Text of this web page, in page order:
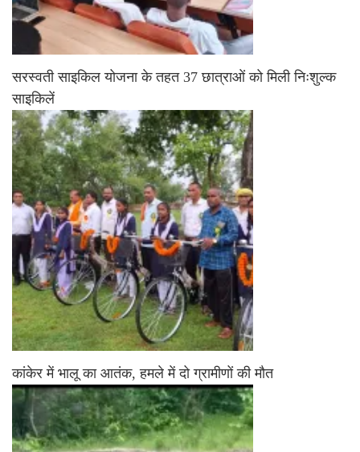
सरस्वती साइकिल योजना के तहत 37 छात्राओं को मिली निःशुल्क
साइकिलें
कांकेर में भालू का आतंक, हमले में दो ग्रामीणों की मौत